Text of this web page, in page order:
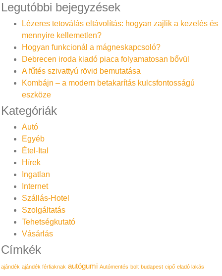
Legutóbbi bejegyzések
Lézeres tetoválás eltávolítás: hogyan zajlik a kezelés és
mennyire kellemetlen?
Hogyan funkcionál a mágneskapcsoló?
Debrecen iroda kiadó piaca folyamatosan bővül
A fűtés szivattyú rövid bemutatása
Kombájn – a modern betakarítás kulcsfontosságú
eszköze
Kategóriák
Autó
Egyéb
Étel-Ital
Hírek
Ingatlan
Internet
Szállás-Hotel
Szolgáltatás
Tehetségkutató
Vásárlás
Címkék
ajándék ajándék férfiaknak autógumi Autómentés bolt budapest cipő eladó lakás